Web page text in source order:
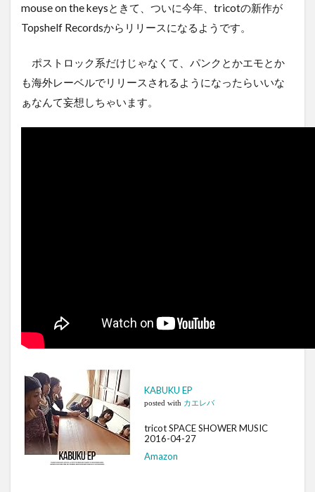
mouse on the keysときて、ついに今年、tricotの新作が
Topshelf Recordsからリリースになるようです。
ポストロック系だけじゃなくて、パンクとかエモとか
も海外レーベルでリリースされるようになったらいいな
ぁなんて妄想しちゃいます。
KABUKU EP
posted with カエレバ
tricot SPACE SHOWER MUSIC
2016-04-27
Amazon